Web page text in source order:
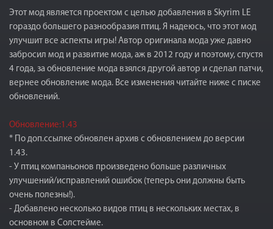
Этот мод является проектом с целью добавления в Skyrim LE
гораздо большего разнообразия птиц. Я надеюсь, что этот мод
улучшит все аспекты игры! Автор оригинала мода уже давно
забросил мод и развитие мода, аж в 2012 году и поэтому, спустя
4 года, за обновление мода взялся другой автор и сделал патчи,
вернее обновление мода. Все изменения читайте ниже с писке
обновлений.
Обновление:1.43
* По доп.ссылке обновлен архив с обновлением до версии
1.43.
- У птиц компаньонов произведено больше различных
улучшений/исправлений ошибок (теперь они должны быть
очень полезны!).
- Добавлено несколько видов птиц в нескольких местах, в
основном в Солстейме.